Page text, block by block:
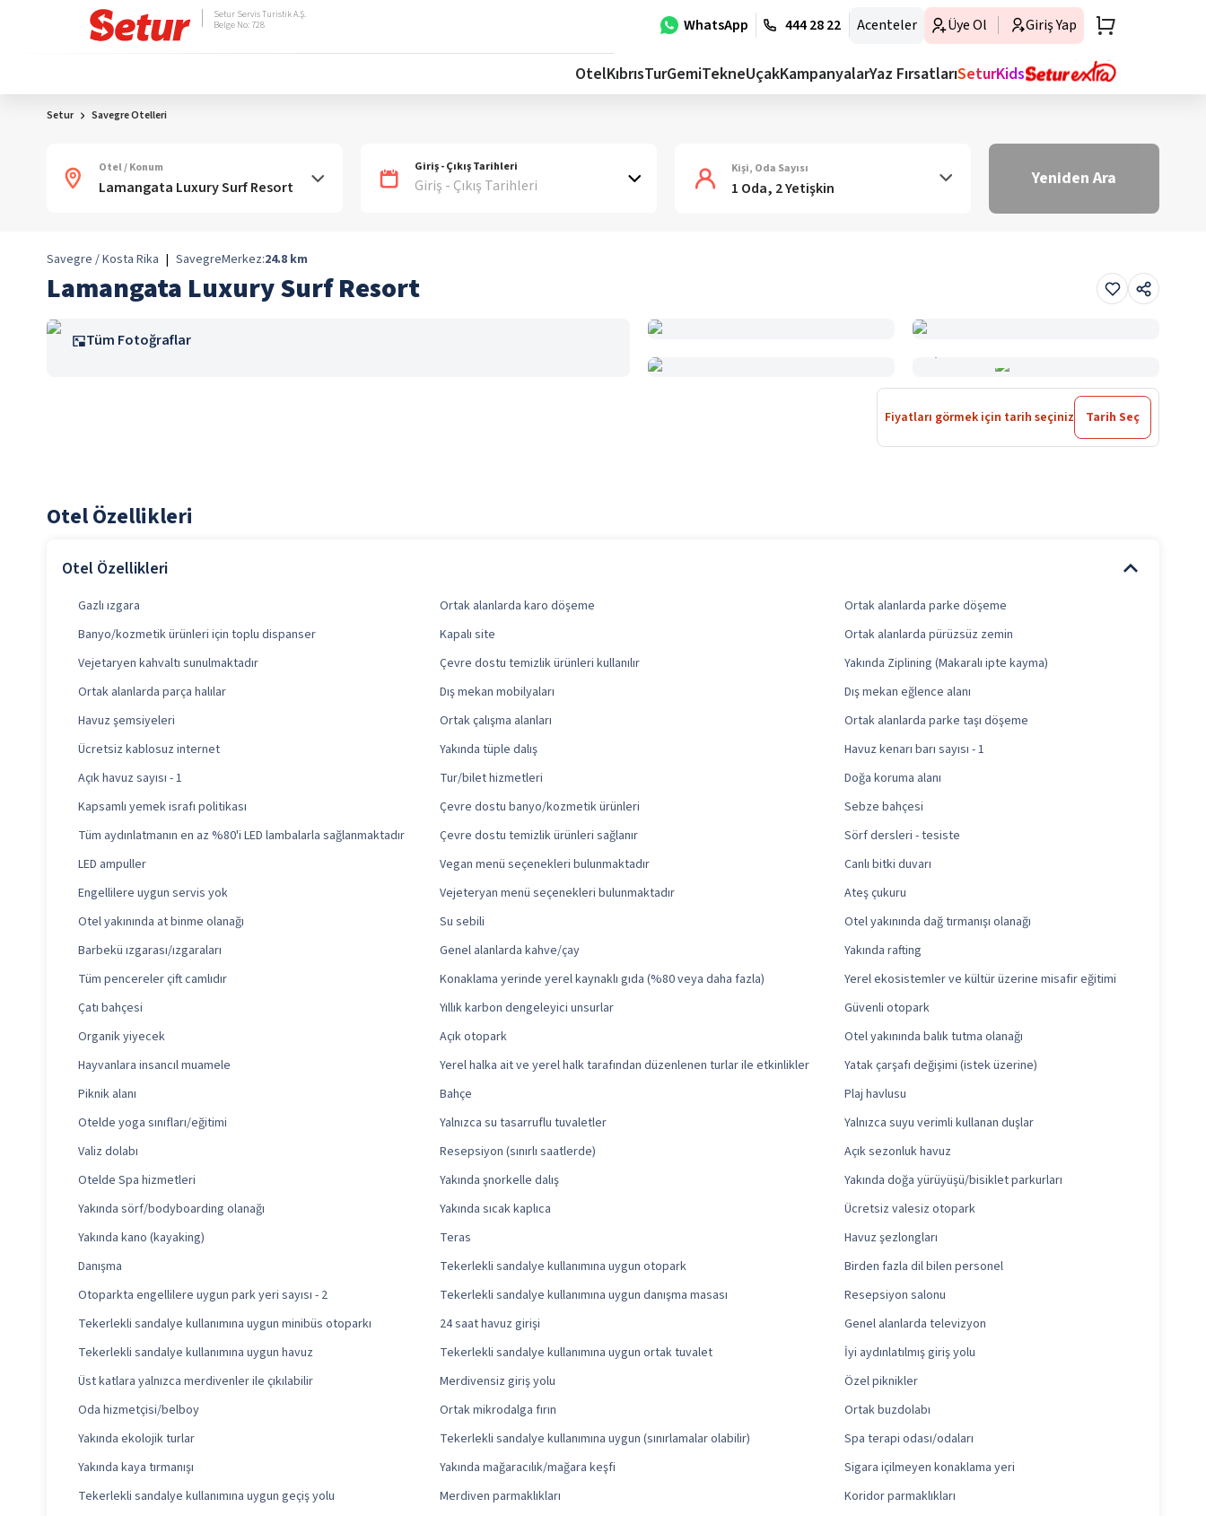
WhatsApp 444 28 22 Acenteler Üye Ol Giriş Yap
Setur Servis Turistik A.Ş.
Belge No: 728
OtelKıbrısTurGemiTekneUçakKampanyalarYaz FırsatlarıSeturKids
Setur Savegre Otelleri
Otel / Konum Giriş - Çıkış Tarihleri
Giriş - Çıkış Tarihleri
Kişi, Oda Sayısı
1 Oda, 2 Yetişkin Yeniden Ara
Savegre / Kosta Rika | SavegreMerkez:24.8 km
Lamangata Luxury Surf Resort
Tüm Fotoğraflar
Fiyatları görmek için tarih seçiniz Tarih Seç
Otel Özellikleri
Otel Özellikleri
Gazlı ızgara Ortak alanlarda karo döşeme
Ortak alanlarda parke döşeme
Banyo/kozmetik ürünleri için toplu dispanser
Kapalı site
Ortak alanlarda pürüzsüz zemin
Vejetaryen kahvaltı sunulmaktadır
Çevre dostu temizlik ürünleri kullanılır
Yakında Ziplining (Makaralı ipte kayma)
Ortak alanlarda parça halılar
Dış mekan mobilyaları
Dış mekan eğlence alanı
Havuz şemsiyeleri
Ortak çalışma alanları
Ortak alanlarda parke taşı döşeme
Ücretsiz kablosuz internet
Yakında tüple dalış
Havuz kenarı barı sayısı - 1
Açık havuz sayısı - 1
Tur/bilet hizmetleri
Doğa koruma alanı
Kapsamlı yemek israfı politikası
Çevre dostu banyo/kozmetik ürünleri
Sebze bahçesi
Tüm aydınlatmanın en az %80'i LED lambalarla sağlanmaktadır
Çevre dostu temizlik ürünleri sağlanır
Sörf dersleri - tesiste
LED ampuller
Vegan menü seçenekleri bulunmaktadır
Canlı bitki duvarı
Engellilere uygun servis yok
Vejeteryan menü seçenekleri bulunmaktadır
Ateş çukuru
Otel yakınında at binme olanağı
Su sebili
Otel yakınında dağ tırmanışı olanağı
Barbekü ızgarası/ızgaraları
Genel alanlarda kahve/çay
Yakında rafting
Tüm pencereler çift camlıdır
Konaklama yerinde yerel kaynaklı gıda (%80 veya daha fazla)
Yerel ekosistemler ve kültür üzerine misafir eğitimi
Çatı bahçesi
Yıllık karbon dengeleyici unsurlar
Güvenli otopark
Organik yiyecek
Açık otopark
Otel yakınında balık tutma olanağı
Hayvanlara insancıl muamele
Yerel halka ait ve yerel halk tarafından düzenlenen turlar ile etkinlikler
Yatak çarşafı değişimi (istek üzerine)
Piknik alanı
Bahçe
Plaj havlusu
Otelde yoga sınıfları/eğitimi
Yalnızca su tasarruflu tuvaletler
Yalnızca suyu verimli kullanan duşlar
Valiz dolabı
Resepsiyon (sınırlı saatlerde)
Açık sezonluk havuz
Otelde Spa hizmetleri
Yakında şnorkelle dalış
Yakında doğa yürüyüşü/bisiklet parkurları
Yakında sörf/bodyboarding olanağı
Yakında sıcak kaplıca
Ücretsiz valesiz otopark
Yakında kano (kayaking)
Teras
Havuz şezlongları
Danışma
Tekerlekli sandalye kullanımına uygun otopark
Birden fazla dil bilen personel
Otoparkta engellilere uygun park yeri sayısı - 2
Tekerlekli sandalye kullanımına uygun danışma masası
Resepsiyon salonu
Tekerlekli sandalye kullanımına uygun minibüs otoparkı
24 saat havuz girişi
Genel alanlarda televizyon
Tekerlekli sandalye kullanımına uygun havuz
Tekerlekli sandalye kullanımına uygun ortak tuvalet
İyi aydınlatılmış giriş yolu
Üst katlara yalnızca merdivenler ile çıkılabilir
Merdivensiz giriş yolu
Özel piknikler
Oda hizmetçisi/belboy
Ortak mikrodalga fırın
Ortak buzdolabı
Yakında ekolojik turlar
Tekerlekli sandalye kullanımına uygun (sınırlamalar olabilir)
Spa terapi odası/odaları
Yakında kaya tırmanışı
Yakında mağaracılık/mağara keşfi
Sigara içilmeyen konaklama yeri
Tekerlekli sandalye kullanımına uygun geçiş yolu
Merdiven parmaklıkları
Koridor parmaklıkları